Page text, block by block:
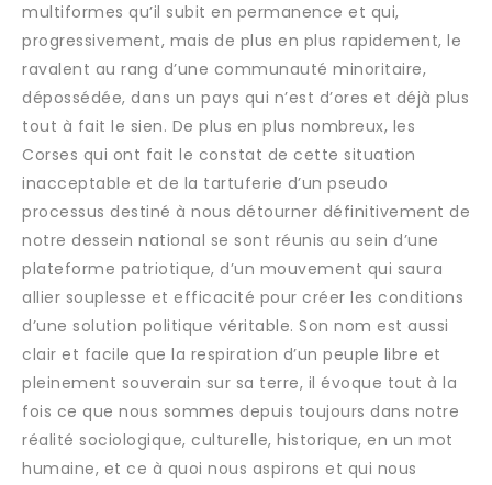
multiformes qu’il subit en permanence et qui,
progressivement, mais de plus en plus rapidement, le
ravalent au rang d’une communauté minoritaire,
dépossédée, dans un pays qui n’est d’ores et déjà plus
tout à fait le sien. De plus en plus nombreux, les
Corses qui ont fait le constat de cette situation
inacceptable et de la tartuferie d’un pseudo
processus destiné à nous détourner définitivement de
notre dessein national se sont réunis au sein d’une
plateforme patriotique, d’un mouvement qui saura
allier souplesse et efficacité pour créer les conditions
d’une solution politique véritable. Son nom est aussi
clair et facile que la respiration d’un peuple libre et
pleinement souverain sur sa terre, il évoque tout à la
fois ce que nous sommes depuis toujours dans notre
réalité sociologique, culturelle, historique, en un mot
humaine, et ce à quoi nous aspirons et qui nous